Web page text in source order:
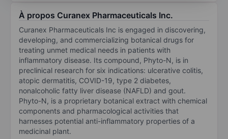
À propos Curanex Pharmaceuticals Inc.
Curanex Pharmaceuticals Inc is engaged in discovering,
developing, and commercializing botanical drugs for
treating unmet medical needs in patients with
inflammatory disease. Its compound, Phyto-N, is in
preclinical research for six indications: ulcerative colitis,
atopic dermatitis, COVID-19, type 2 diabetes,
nonalcoholic fatty liver disease (NAFLD) and gout.
Phyto-N, is a proprietary botanical extract with chemical
components and pharmacological activities that
harnesses potential anti-inflammatory properties of a
medicinal plant.